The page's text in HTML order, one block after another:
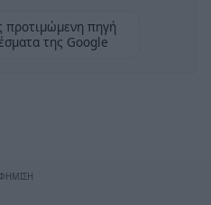
πηγή
της Google